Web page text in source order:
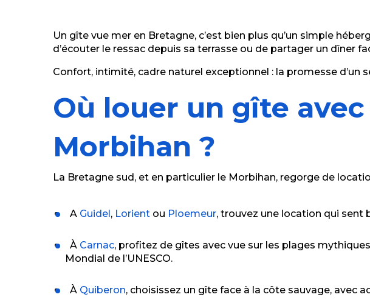
La Maison d'Angèle
Un gîte vue mer en Bretagne, c’est bien plus qu’un simple
d’écouter le ressac depuis sa terrasse ou de partager un dîner
Confort, intimité, cadre naturel exceptionnel : la promesse d’un
Où louer un gîte
Morbihan ?
La Bretagne sud, et en particulier le Morbihan, regorge de
A Guidel, Lorient ou Ploemeur, trouvez une location qui sent
À Carnac, profitez de gîtes avec vue sur les plages
Mondial de l’UNESCO.
À Quiberon, choisissez un gîte face à la côte sauvage, avec